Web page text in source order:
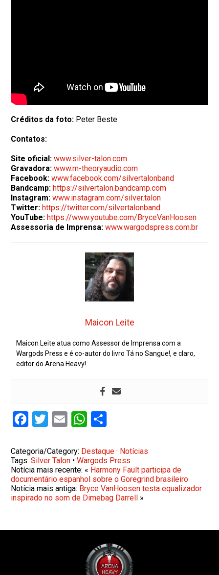
Créditos da foto: Peter Beste
Contatos:
Site oficial:www.silver-talon.com
Gravadora:www.m-theoryaudio.com
Facebook:www.facebook.com/silvertalonband
Bandcamp:https://silvertalon.bandcamp.com
Instagram: www.instagram.com/silver.talon
Twitter: https://twitter.com/silvertalonband
YouTube:https://www.youtube.com/BryceVanHoosen
Assessoria de Imprensa:www.wargodspress.com.br
Maicon Leite
Maicon Leite atua como Assessor de Imprensa com a
Wargods Press e é co-autor do livro Tá no Sangue!, e claro,
editor do Arena Heavy!
Facebook
Twitter
EmailWhatsApp
Categoria/Category: Destaque · Notícias
Tags:Silver Talon •Wargods Press
Notícia mais recente: « Harmony Fault participa de
documentário espanhol sobre o Goregrind brasileiro
Notícia mais antiga: Bryce VanHoosen testa equalizador
inspirado no som de Dimebag Darrell »